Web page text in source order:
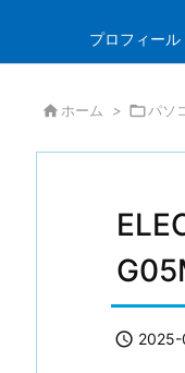
プロフィール
 ホーム > パソ
